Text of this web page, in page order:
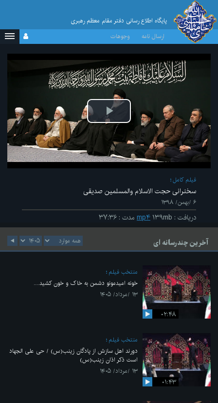
پایگاه اطلاع رسانی دفتر مقام معظم رهبری
ارسال نامه
وجوهات
پخش
ویدیو
فیلم کامل
سخنرانی حجت الاسلام والمسلمین صدیقی
۶ /بهمن/ ۱۳۹۸
دریافت : mp۴ ۱۳۹mb مدت : ۳۷:۳۶
آخرین چندرسانه ای
۰۲:۴۸
منتخب فیلم
خونه امیدمونو دشمن به خاک و خون کشید....
۱۳ /مرداد/ ۱۴۰۵
۰۱:۴۳
منتخب فیلم
دورند اهل سازش از پادگان زینب(س) / حی علی الجهاد
است ذکر اذان زینب(س)
۱۳ /مرداد/ ۱۴۰۵